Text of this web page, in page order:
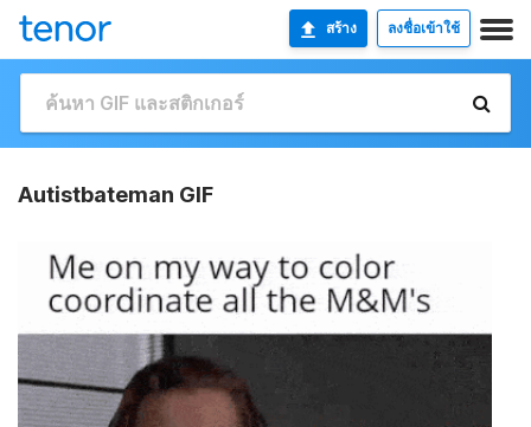
สร้าง ลงชื่อเข้าใช้
Autistbateman GIF